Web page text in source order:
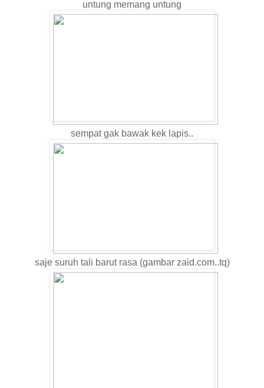
untung memang untung
sempat gak bawak kek lapis..
saje suruh tali barut rasa (gambar zaid.com..tq)